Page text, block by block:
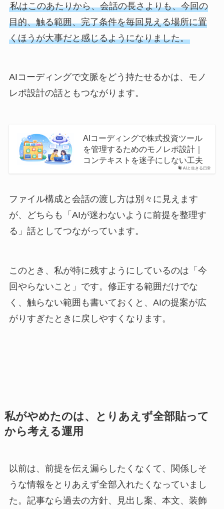
私はこのあたりから、会話の長さよりも、今回の
目的、触る範囲、完了条件を毎回見える場所に置
くほうが大事だと感じるようになりました。
AIコーディングで文脈をどう持たせるかは、モノ
レポ設計の話ともつながります。
AIと生きる日常
AIコーディングで株式投資ツール
を管理するためのモノレポ設計｜
コンテキストを迷子にしない工夫
ファイル構成と会話の渡し方は別々に見えます
が、どちらも「AIが迷わないように前提を整理す
る」話としてつながっています。
このとき、私が特に残すようにしているのは「今
回やらないこと」です。修正する範囲だけでな
く、触らない範囲も書いておくと、AIの提案が広
がりすぎたときに戻しやすくなります。
私がやめたのは、とりあえず全部貼って
から考える運用
以前は、前提を伝え漏らしたくなくて、関係しそ
うな情報をとりあえず全部入れたくなっていまし
た。記事なら過去の方針、見出し案、本文、装飾